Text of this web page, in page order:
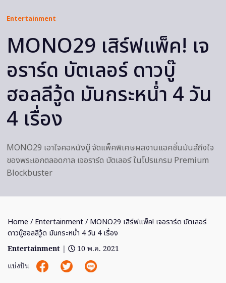
Entertainment
MONO29 เสิร์ฟแพ็ค! เจ
อราร์ด บัตเลอร์ ดาวบู๊
ฮอลลีวู้ด มันกระหน่ำ 4 วัน
4 เรื่อง
MONO29 เอาใจคอหนังบู๊ จัดแพ็คพิเศษผลงานแอคชั่นมันส์ถึงใจ
ของพระเอกตลอดกาล เจอราร์ด บัตเลอร์ ในโปรแกรม Premium
Blockbuster
Home / Entertainment/ MONO29 เสิร์ฟแพ็ค! เจอราร์ด บัตเลอร์
ดาวบู๊ฮอลลีวู้ด มันกระหน่ำ 4 วัน 4 เรื่อง
Entertainment |
10 พ.ค. 2021
แบ่งปัน